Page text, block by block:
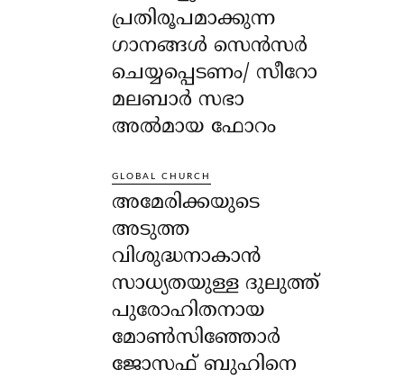
പ്രതിരൂപമാക്കുന്ന
ഗാനങ്ങൾ സെൻസർ
ചെയ്യപ്പെടണം/ സീറോ
മലബാർ സഭാ
അൽമായ ഫോറം
GLOBAL CHURCH
അമേരിക്കയുടെ
അടുത്ത
വിശുദ്ധനാകാൻ
സാധ്യതയുള്ള ദുലുത്ത്
പുരോഹിതനായ
മോൺസിഞ്ഞോർ
ജോസഫ് ബുഹിനെ